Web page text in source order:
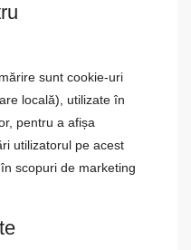
sunt cookie-uri
locală), utilizate în
pentru a afișa
utilizatorul pe acest
scopuri de marketing